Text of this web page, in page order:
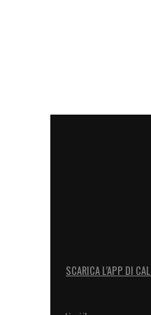
SCARICA L’APP DI